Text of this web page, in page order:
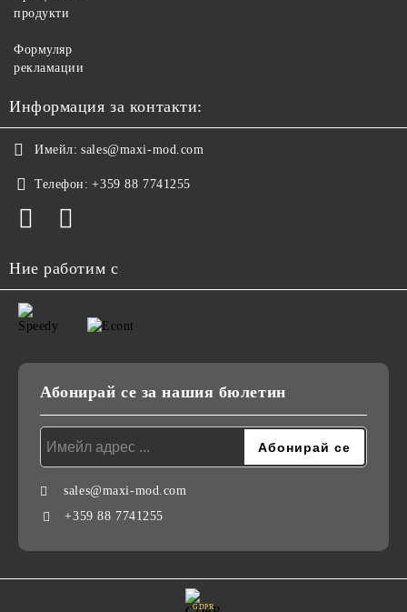
продукти
Формуляр
рекламации
Информация за контакти:
Имейл: sales@maxi-mod.com
Телефон: +359 88 7741255
Ние работим с
Абонирай се за нашия бюлетин
sales@maxi-mod.com
+359 88 7741255
GDPR